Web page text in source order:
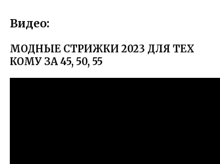
Видео:
МОДНЫЕ СТРИЖКИ 2023 ДЛЯ ТЕХ
КОМУ ЗА 45, 50, 55